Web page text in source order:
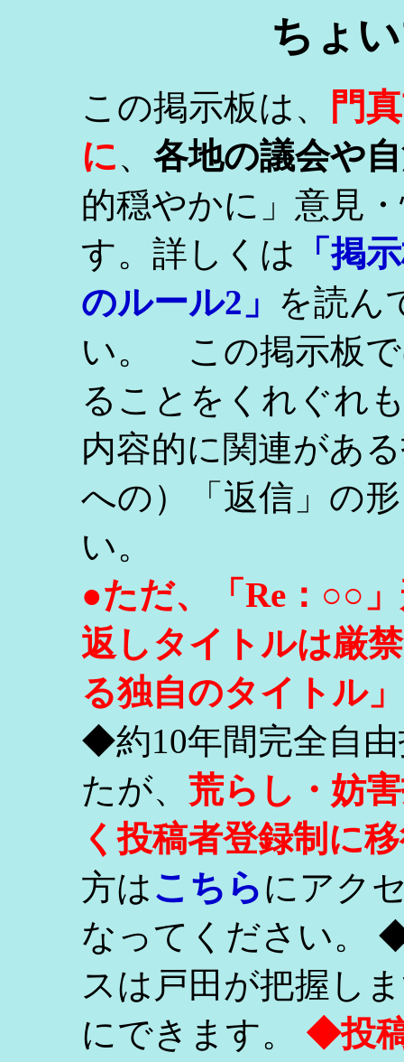
ちょ
この掲示板は、
門
に、 各地の議会や
的穏やかに」意見
す。詳しくは
「掲
のルール2」 を読ん
い。 この掲示板で
ることをくれぐれ
内容的に関連があ
への）「返信」の
い。
●ただ、「Re：○○
返しタイトルは厳
る独自のタイトル
◆約10年間完全自
たが、 荒らし・妨
く投稿者登録制に
方はこちらにアク
なってください。
スは戸田が把握し
にできます。 ◆投